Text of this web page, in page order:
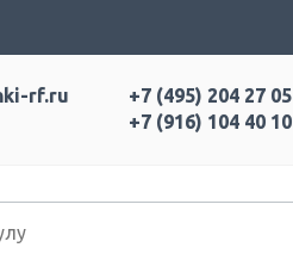
+7 (495) 204 27 05
+7 (916) 104 40 10
rf.ru